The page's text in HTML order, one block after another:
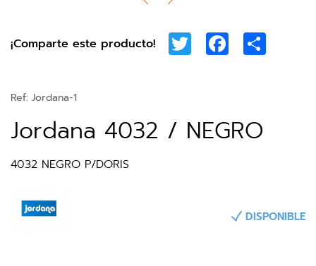
¡Comparte este producto! Twitter Facebook
Ref: Jordana-1
Jordana 4032 / NEGRO
4032 NEGRO P/DORIS
DISPONIBLE